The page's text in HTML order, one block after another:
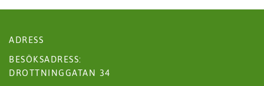
ADRESS
BESÖKSADRESS:
DROTTNINGGATAN 34